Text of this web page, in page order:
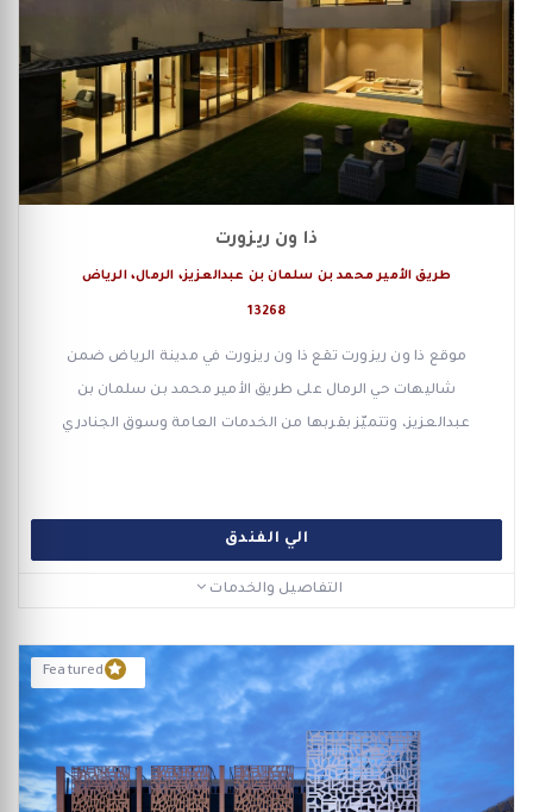
ذا ون ريزورت
طريق الأمير محمد بن سلمان بن عبدالعزيز، الرمال، الرياض
13268
موقع ذا ون ريزورت تقع ذا ون ريزورت في مدينة الرياض ضمن
شاليهات حي الرمال على طريق الأمير محمد بن سلمان بن
عبدالعزيز، وتتميّز بقربها من الخدمات العامة وسوق الجنادري
الي الفندق
التفاصيل والخدمات
Featured